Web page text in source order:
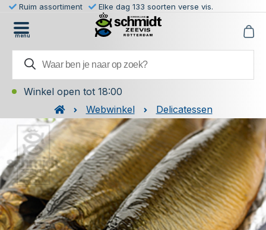
Ruim assortiment Elke dag 133 soorten verse vis.
menu
Winkel open tot 18:00
Webwinkel
Delicatessen